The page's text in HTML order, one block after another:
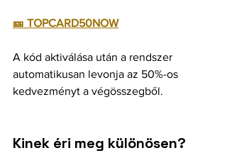
🎫 TOPCARD50NOW
A kód aktiválása után a rendszer
automatikusan levonja az 50%-os
kedvezményt a végösszegből.
Kinek éri meg különösen?